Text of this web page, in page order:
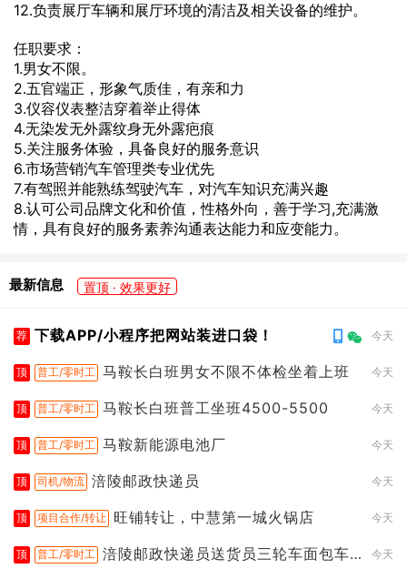
12.负责展厅车辆和展厅环境的清洁及相关设备的维护。
任职要求：
1.男女不限。
2.五官端正，形象气质佳，有亲和力
3.仪容仪表整洁穿着举止得体
4.无染发无外露纹身无外露疤痕
5.关注服务体验，具备良好的服务意识
6.市场营销汽车管理类专业优先
7.有驾照并能熟练驾驶汽车，对汽车知识充满兴趣
8.认可公司品牌文化和价值，性格外向，善于学习,充满激
情，具有良好的服务素养沟通表达能力和应变能力。
最新信息 置顶 · 效果更好
荐 下载APP/小程序把网站装进口袋！ 今天
顶 普工/零时工 马鞍长白班男女不限不体检坐着上班 今天
顶 普工/零时工 马鞍长白班普工坐班4500-5500 今天
顶 普工/零时工 马鞍新能源电池厂 今天
顶 司机/物流 涪陵邮政快递员 今天
顶 项目合作/转让 旺铺转让，中慧第一城火锅店 今天
顶 普工/零时工 涪陵邮政快递员送货员三轮车面包车
今天